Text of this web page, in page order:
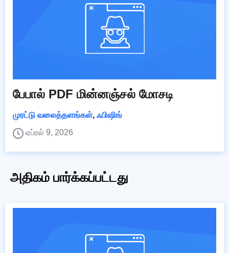
பேபால் PDF மின்னஞ்சல் மோசடி
முரட்டு வலைத்தளங்கள், ஃபிஷிங்
ஏப்ரல் 9, 2026
அதிகம் பார்க்கப்பட்டது